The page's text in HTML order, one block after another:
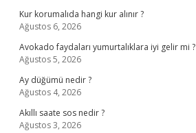
Kur korumalıda hangi kur alınır ?
Ağustos 6, 2026
Avokado faydaları yumurtalıklara iyi gelir mi ?
Ağustos 5, 2026
Ay düğümü nedir ?
Ağustos 4, 2026
Akıllı saate sos nedir ?
Ağustos 3, 2026